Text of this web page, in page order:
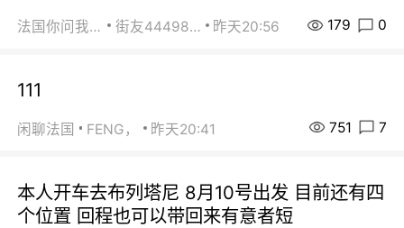
法国你问我答 街友44498484 昨天20:56 179 0
111
闲聊法国 FENG， 昨天20:41 751 7
本人开车去布列塔尼 8月10号出发 目前还有四
个位置 回程也可以带回来有意者短